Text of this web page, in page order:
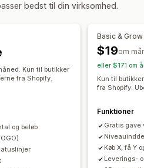
vinduer
rabatter
Kampagner
af rabatter
bedst til din virksomhed.
Kun til butikker
fra Shopify.
og beløb
Basic & Grow
$19om
eller $171 om
Kun til
fra Shopify.
Funktioner
Gratis gave
Køb X, få Y
Leverings-